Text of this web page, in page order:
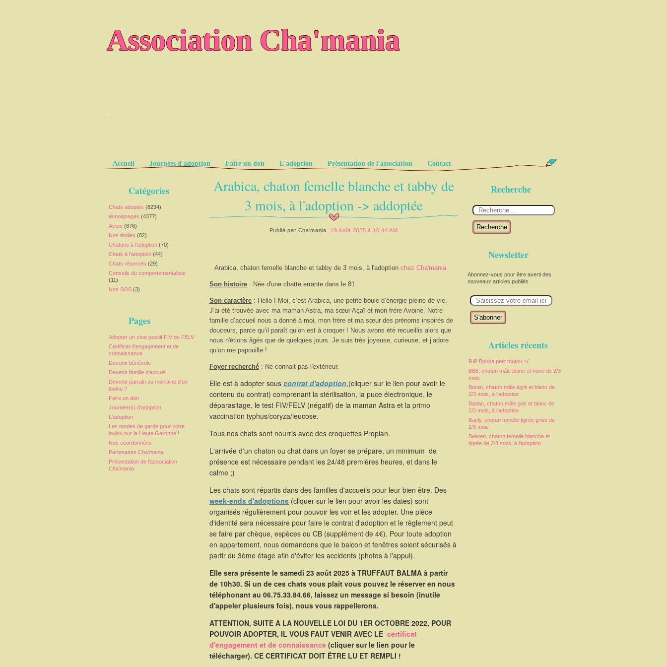
Association Cha'mania
.
Pages
Accueil Journées d'adoption Faire un don L'adoption Présentation de l'association Contact
Catégories
Chats adoptés (8234)
témoignages (4377)
Actus (876)
Nos étoiles (82)
Chatons à l'adoption (70)
Chats à l'adoption (44)
Chats réservés (29)
Conseils du comportementaliste
(11)
Nos SOS (3)
Pages
Adopter un chat positif FIV ou FELV
Certificat d'engagement et de
connaissance
Devenir bénévole
Devenir famille d'accueil
Devenir parrain ou marraine d'un
loulou ?
Faire un don
Journée(s) d'adoption
L'adoption
Les modes de garde pour votre
loulou sur la Haute Garonne !
Nos coordonnées
Partenaires Cha'mania
Présentation de l'association
Cha'mania
Recherche
Recherche
Newsletter
Abonnez-vous pour être averti des
nouveaux articles publiés.
m
Articles récents
RIP Bouba petit toutou :-(
BB8, chaton mâle blanc et noire de 2/3
mois
Boran, chaton mâle tigré et blanc de
2/3 mois, à l'adoption
Badan, chaton mâle gris et blanc de
2/3 mois, à l'adoption
Baely, chaton femelle tigrée grise de
2/3 mois
Belwen, chaton femelle blanche et
tigrée de 2/3 mois, à l'adoption
Arabica, chaton femelle blanche et tabby de
3 mois, à l'adoption -> addoptée
Publié par Cha'mania 19 Août 2025 à 10:44 AM
Arabica, chaton femelle blanche et tabby de 3 mois, à l'adoption chez Cha'mania
Son histoire : Née d'une chatte errante dans le 81
Son caractère : Hello ! Moi, c’est Arabica, une petite boule d’énergie pleine de vie.
J’ai été trouvée avec ma maman Astra, ma sœur Açaï et mon frère Avoine. Notre
famille d’accueil nous a donné à moi, mon frère et ma sœur des prénoms inspirés de
douceurs, parce qu’il paraît qu’on est à croquer ! Nous avons été recueillis alors que
nous n'étions âgés que de quelques jours. Je suis très joyeuse, curieuse, et j’adore
qu’on me papouille !
Foyer recherché : Ne connait pas l'extérieur.
Elle est à adopter sous contrat d'adoption,(cliquer sur le lien pour avoir le
contenu du contrat) comprenant la stérilisation, la puce électronique, le
déparasitage, le test FIV/FELV (négatif) de la maman Astra et la primo
vaccination typhus/coryza/leucose.
Tous nos chats sont nourris avec des croquettes Proplan.
L'arrivée d'un chaton ou chat dans un foyer se prépare, un minimum de
présence est nécessaire pendant les 24/48 premières heures, et dans le
calme ;)
Les chats sont répartis dans des familles d'accueils pour leur bien être. Des
week-ends d'adoptions (cliquer sur le lien pour avoir les dates) sont
organisés régulièrement pour pouvoir les voir et les adopter. Une pièce
d'identité sera nécessaire pour faire le contrat d'adoption et le règlement peut
se faire par chèque, espèces ou CB (supplément de 4€). Pour toute adoption
en appartement, nous demandons que le balcon et fenêtres soient sécurisés à
partir du 3ème étage afin d'éviter les accidents (photos à l'appui).
Elle sera présente le samedi 23 août 2025 à TRUFFAUT BALMA à partir
de 10h30. Si un de ces chats vous plait vous pouvez le réserver en nous
téléphonant au 06.75.33.84.66, laissez un message si besoin (inutile
d'appeler plusieurs fois), nous vous rappellerons.
ATTENTION, SUITE A LA NOUVELLE LOI DU 1ER OCTOBRE 2022, POUR
POUVOIR ADOPTER, IL VOUS FAUT VENIR AVEC LE certificat
d'engagement et de connaissance (cliquer sur le lien pour le
télécharger). CE CERTIFICAT DOIT ÊTRE LU ET REMPLI !